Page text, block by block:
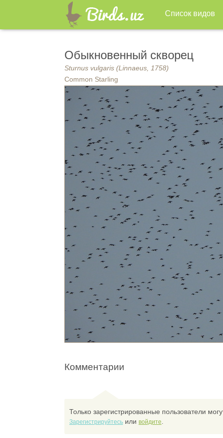
Список видов
Обыкновенный скворец
Sturnus vulgaris (Linnaeus, 1758)
Common Starling
Комментарии
Только зарегистрированные пользователи
Зарегистрируйтесь или войдите